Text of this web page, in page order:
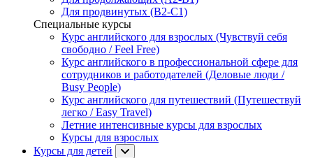
Для продвинутых (B2-C1)
Специальные курсы
Курс английского для взрослых (Чувствуй себя
свободно / Feel Free)
Курс английского в профессиональной сфере для
сотрудников и работодателей (Деловые люди /
Busy People)
Курс английского для путешествий (Путешествуй
легко / Easy Travel)
Летние интенсивные курсы для взрослых
Курсы для взрослых
Курсы для детей